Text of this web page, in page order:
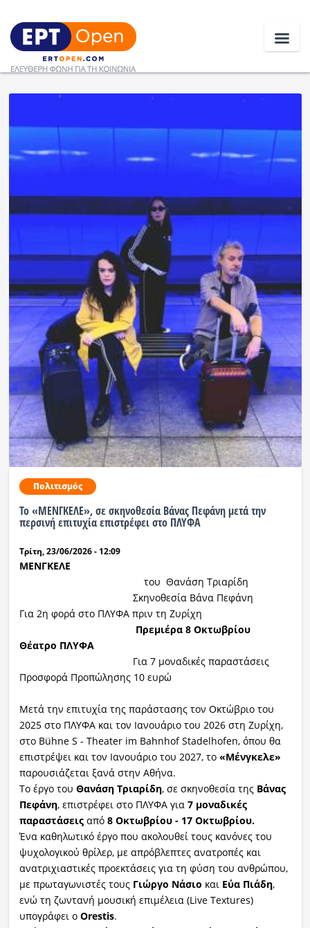
Ειδήσεις
Πολιτική
Αθλητικά
Κόσμος
Ραδιόφωνο LIVE
Εκπομπές
Πολιτισμός
Πολιτισμός
Το «ΜΕΝΓΚΕΛΕ», σε σκηνοθεσία Βάνας Πεφάνη μετά την
περσινή επιτυχία επιστρέφει στο ΠΛΥΦΑ
Τρίτη, 23/06/2026 - 12:09
ΜΕΝΓΚΕΛΕ
του Θανάση Τριαρίδη
Σκηνοθεσία Βάνα Πεφάνη
Για 2η φορά στο ΠΛΥΦΑ πριν τη Ζυρίχη
Πρεμιέρα 8 Οκτωβρίου
Θέατρο ΠΛΥΦΑ
Για 7 μοναδικές παραστάσεις
Προσφορά Προπώλησης 10 ευρώ
Μετά την επιτυχία της παράστασης τον Οκτώβριο του
2025 στο ΠΛΥΦΑ και τον Ιανουάριο του 2026 στη Ζυρίχη,
στο Bühne S - Theater im Bahnhof Stadelhofen, όπου θα
επιστρέψει και τον Ιανουάριο του 2027, το «Μένγκελε»
παρουσιάζεται ξανά στην Αθήνα.
Το έργο του Θανάση Τριαρίδη, σε σκηνοθεσία τηςΒάνας
Πεφάνη, επιστρέφει στο ΠΛΥΦΑ για 7 μοναδικές
παραστάσειςαπό 8 Οκτωβρίου - 17 Οκτωβρίου.
Ένα καθηλωτικό έργο που ακολουθεί τους κανόνες του
ψυχολογικού θρίλερ, με απρόβλεπτες ανατροπές και
ανατριχιαστικές προεκτάσεις για τη φύση του ανθρώπου,
με πρωταγωνιστές τουςΓιώργο Νάσιο και Εύα Πιάδη,
ενώ τη ζωντανή μουσική επιμέλεια (Live Textures)
υπογράφει οOrestis.